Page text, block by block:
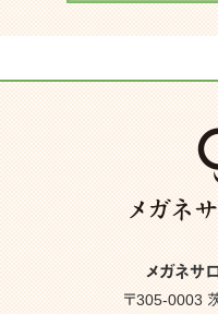
メガネサ
〒305-0003